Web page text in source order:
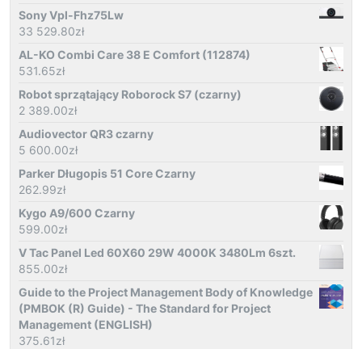
Sony Vpl-Fhz75Lw
33 529.80zł
AL-KO Combi Care 38 E Comfort (112874)
531.65zł
Robot sprzątający Roborock S7 (czarny)
2 389.00zł
Audiovector QR3 czarny
5 600.00zł
Parker Długopis 51 Core Czarny
262.99zł
Kygo A9/600 Czarny
599.00zł
V Tac Panel Led 60X60 29W 4000K 3480Lm 6szt.
855.00zł
Guide to the Project Management Body of Knowledge
(PMBOK (R) Guide) - The Standard for Project
Management (ENGLISH)
375.61zł